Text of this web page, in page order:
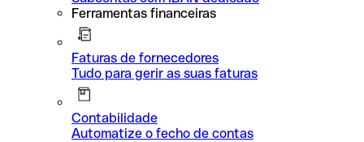
Ferramentas financeiras
Faturas de fornecedores
Tudo para gerir as suas faturas
Contabilidade
Automatize o fecho de contas